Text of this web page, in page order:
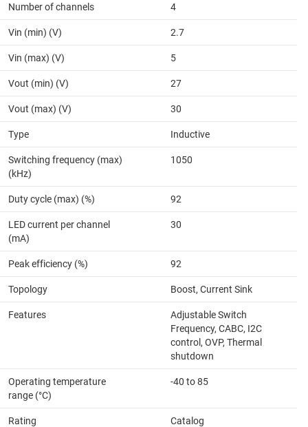
Number of channels 4
Vin (min) (V) 2.7
Vin (max) (V) 5
Vout (min) (V) 27
Vout (max) (V) 30
Type Inductive
Switching frequency (max)
(kHz)
1050
Duty cycle (max) (%) 92
LED current per channel
(mA)
30
Peak efficiency (%) 92
Topology Boost, Current Sink
Features
Adjustable Switch
Frequency, CABC, I2C
control, OVP, Thermal
shutdown
Operating temperature
range (°C)
-40 to 85
Rating Catalog